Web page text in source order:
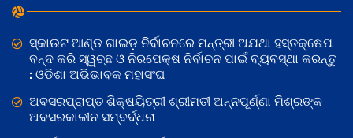
ସ୍କାଉଟ ଆଣ୍ଡ ଗାଇଡ଼ ନିର୍ବାଚନରେ ମନ୍ତ୍ରୀ ଅଯଥା ହସ୍ତକ୍ଷେପ
ବନ୍ଦ କରି ସ୍ୱଚ୍ଛ ଓ ନିରପେକ୍ଷ ନିର୍ବାଚନ ପାଇଁ ବ୍ୟବସ୍ଥା କରନ୍ତୁ
: ଓଡିଶା ଅଭିଭାବକ ମହାସଂଘ
ଅବସରପ୍ରାପ୍ତ ଶିକ୍ଷୟିତ୍ରୀ ଶ୍ରୀମତୀ ଅନ୍ନପୂର୍ଣ୍ଣା ମିଶ୍ରଙ୍କ
ଅବସରକାଳୀନ ସମ୍ବର୍ଦ୍ଧନା